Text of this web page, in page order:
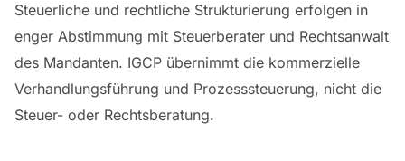
Steuerliche und rechtliche Strukturierung erfolgen in
enger Abstimmung mit Steuerberater und Rechtsanwalt
des Mandanten. IGCP übernimmt die kommerzielle
Verhandlungsführung und Prozesssteuerung, nicht die
Steuer- oder Rechtsberatung.